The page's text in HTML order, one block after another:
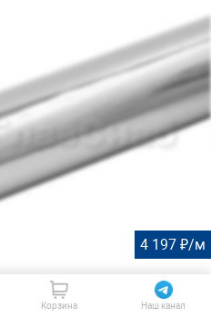
4 197 ₽/м
длина 6000 мм
Корзина Наш канал